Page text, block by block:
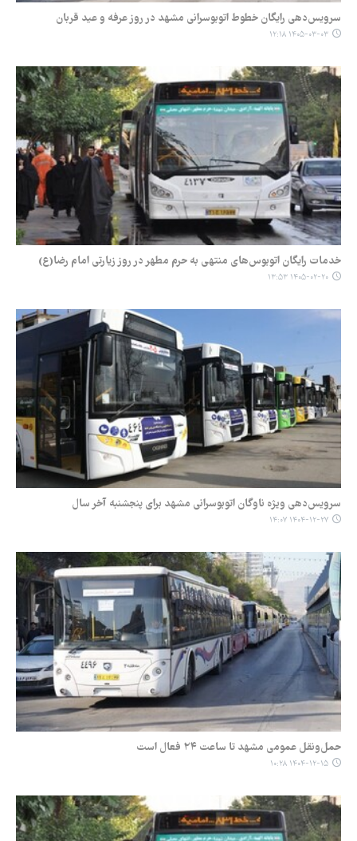
سرویس‌دهی رایگان خطوط اتوبوسرانی مشهد در روز عرفه و عید قربان
۱۴۰۵-۰۳-۰۳ ۱۲:۱۸
خدمات رایگان اتوبوس‌های منتهی به حرم مطهر در روز زیارتی امام رضا(ع)
۱۴۰۵-۰۲-۲۰ ۱۳:۵۳
سرویس‌دهی ویژه ناوگان اتوبوسرانی مشهد برای پنجشنبه آخر سال
۱۴۰۴-۱۲-۲۷ ۱۴:۰۷
حمل‌ونقل عمومی مشهد تا ساعت ۲۴ فعال است
۱۴۰۴-۱۲-۱۵ ۱۰:۲۸